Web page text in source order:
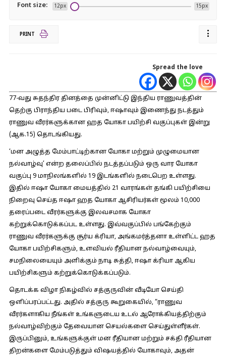
Font size: 12px 15px
PRINT
Spread the love
77-வது சுதந்திர தினத்தை முன்னிட்டு இந்திய ராணுவத்தின்
தெற்கு பிராந்திய படை பிரிவும், ஈஷாவும் இணைந்து நடத்தும்
ராணுவ வீரர்களுக்கான ஹத யோகா பயிற்சி வகுப்புகள் இன்று
(ஆக.15) தொடங்கியது.
‘மன அழுத்த மேம்பாட்டிற்கான யோகா மற்றும் முழுமையான
நல்வாழ்வு’ என்ற தலைப்பில் நடத்தப்படும் ஒரு வார யோகா
வகுப்பு 9 மாநிலங்களில் 19 இடங்களில் நடைபெற உள்ளது.
இதில் ஈஷா யோகா மையத்தில் 21 வாரங்கள் தங்கி பயிற்சியை
நிறைவு செய்த ஈஷா ஹத யோகா ஆசிரியர்கள் மூலம் 10,000
தரைப்படை வீரர்களுக்கு இலவசமாக யோகா
கற்றுக்கொடுக்கப்பட உள்ளது. இவ்வகுப்பில் பங்கேற்கும்
ராணுவ வீரர்களுக்கு சூர்ய க்ரியா, அங்கமர்த்தனா உள்ளிட்ட ஹத
யோகா பயிற்சிகளும், உளவியல் ரீதியான நல்வாழ்வையும்,
சமநிலையையும் அளிக்கும் நாடி சுத்தி, ஈஷா க்ரியா ஆகிய
பயிற்சிகளும் கற்றுக்கொடுக்கப்படும்.
தொடக்க விழா நிகழ்வில் சத்குருவின் வீடியோ செய்தி
ஒளிப்பரப்பட்டது. அதில் சத்குரு கூறுகையில், “ராணுவ
வீரர்களாகிய நீங்கள் உங்களுடைய உடல் ஆரோக்கியத்திற்கும்
நல்வாழ்விற்கும் தேவையான செயல்களை செய்துள்ளீர்கள்.
இருப்பினும், உங்களுக்குள் மன ரீதியான மற்றும் சக்தி ரீதியான
திறன்களை மேம்படுத்தும் விஷயத்தில் யோகாவும், அதன்